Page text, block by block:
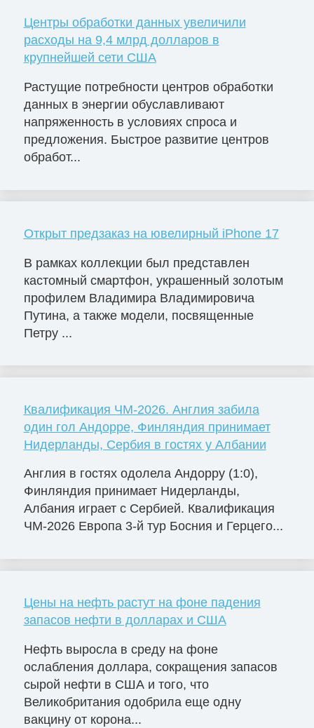
Центры обработки данных увеличили
расходы на 9,4 млрд долларов в
крупнейшей сети США
Растущие потребности центров обработки
данных в энергии обуславливают
напряженность в условиях спроса и
предложения. Быстрое развитие центров
обработ...
Открыт предзаказ на ювелирный iPhone 17
В рамках коллекции был представлен
кастомный смартфон, украшенный золотым
профилем Владимира Владимировича
Путина, а также модели, посвященные
Петру ...
Квалификация ЧМ-2026. Англия забила
один гол Андорре, Финляндия принимает
Нидерланды, Сербия в гостях у Албании
Англия в гостях одолела Андорру (1:0),
Финляндия принимает Нидерланды,
Албания играет с Сербией. Квалификация
ЧМ-2026 Европа 3-й тур Босния и Герцего...
Цены на нефть растут на фоне падения
запасов нефти в долларах и США
Нефть выросла в среду на фоне
ослабления доллара, сокращения запасов
сырой нефти в США и того, что
Великобритания одобрила еще одну
вакцину от корона...